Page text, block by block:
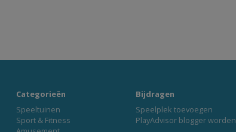
Categorieën
Speeltuinen
Sport & Fitness
Bijdragen
Speelplek toevoegen
PlayAdvisor blogger worden